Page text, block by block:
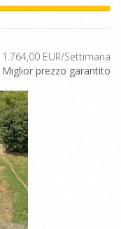
1.764,00 EUR/Settimana
Miglior prezzo garantito